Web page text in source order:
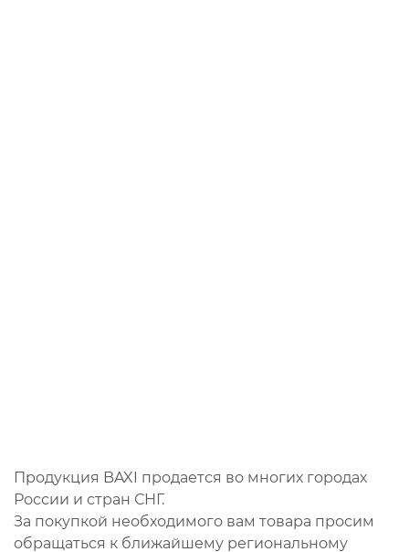
Продукция BAXI продается во многих городах
России и стран СНГ.
За покупкой необходимого вам товара просим
обращаться к ближайшему региональному